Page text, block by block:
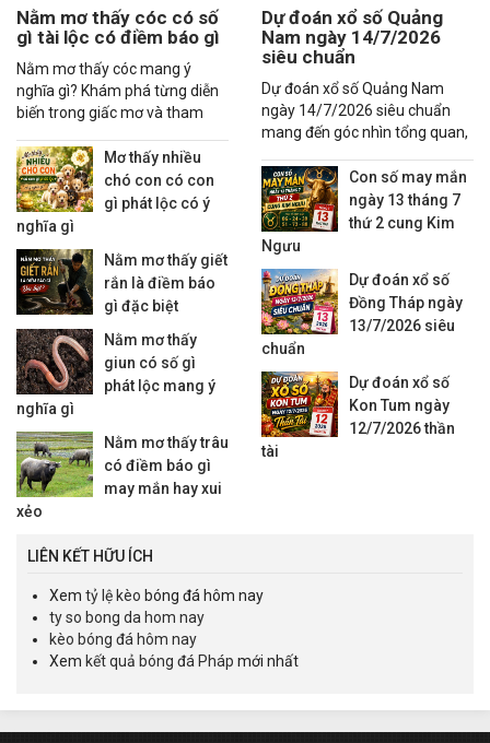
Nằm mơ thấy cóc có số
gì tài lộc có điềm báo gì
Nằm mơ thấy cóc mang ý
nghĩa gì? Khám phá từng diễn
biến trong giấc mơ và tham
quan đầy đủ.
Mơ thấy nhiều
chó con có con
gì phát lộc có ý
nghĩa gì
Nằm mơ thấy giết
rắn là điềm báo
gì đặc biệt
Nằm mơ thấy
giun có số gì
phát lộc mang ý
nghĩa gì
Nằm mơ thấy trâu
có điềm báo gì
may mắn hay xui
xẻo
Dự đoán xổ số Quảng
Nam ngày 14/7/2026
siêu chuẩn
Dự đoán xổ số Quảng Nam
ngày 14/7/2026 siêu chuẩn
mang đến góc nhìn tổng quan,
nhận định đáng quan tâm
Con số may mắn
ngày 13 tháng 7
thứ 2 cung Kim
Ngưu
Dự đoán xổ số
Đồng Tháp ngày
13/7/2026 siêu
chuẩn
Dự đoán xổ số
Kon Tum ngày
12/7/2026 thần
tài
LIÊN KẾT HỮU ÍCH
Xem tỷ lệ kèo bóng đá hôm nay
ty so bong da hom nay
kèo bóng đá hôm nay
Xem kết quả bóng đá Pháp mới nhất